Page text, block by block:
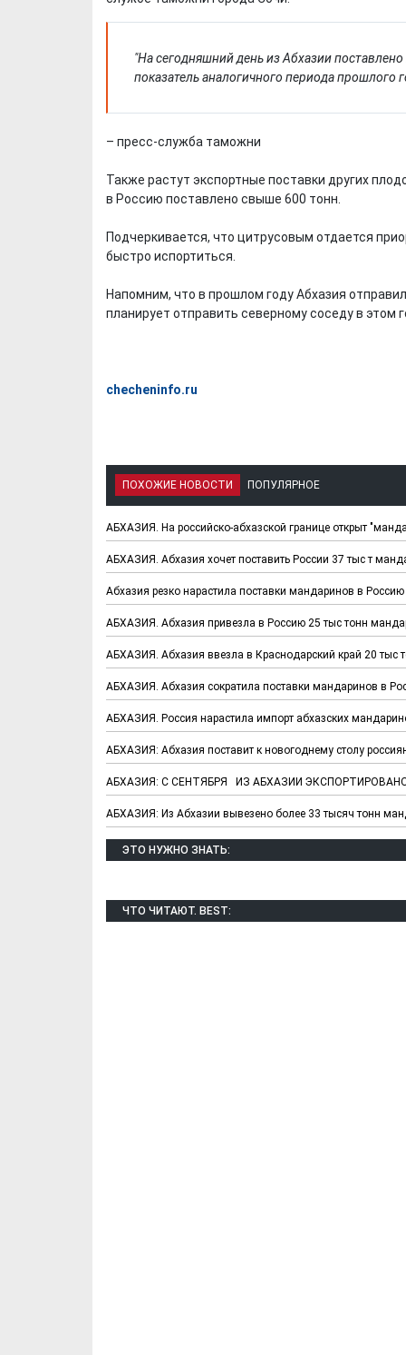
"На сегодняшний день из Абхазии
показатель аналогичного периода прошлого
– пресс-служба таможни
Также растут экспортные поставки других
в Россию поставлено свыше 600 тонн.
Подчеркивается, что цитрусовым отдается
быстро испортиться.
Напомним, что в прошлом году Абхазия
планирует отправить северному соседу в этом
checheninfo.ru
ПОХОЖИЕ НОВОСТИ ПОПУЛЯРНОЕ
АБХАЗИЯ. На российско-абхазской границе открыт
АБХАЗИЯ. Абхазия хочет поставить России 37 тыс т
Абхазия резко нарастила поставки мандаринов в
АБХАЗИЯ. Абхазия привезла в Россию 25 тыс тонн
АБХАЗИЯ. Абхазия ввезла в Краснодарский край 20 тыс
АБХАЗИЯ. Абхазия сократила поставки мандаринов в
АБХАЗИЯ. Россия нарастила импорт абхазских
АБХАЗИЯ: Абхазия поставит к новогоднему столу
АБХАЗИЯ: С СЕНТЯБРЯ ИЗ АБХАЗИИ
АБХАЗИЯ: Из Абхазии вывезено более 33 тысяч тонн
ЭТО НУЖНО ЗНАТЬ:
ЧТО ЧИТАЮТ. BEST:
Х. Гапураев. Капкан
для Зелимхана (Отр.
из романа «1овда»)
ЧЕЧНЯ. А.